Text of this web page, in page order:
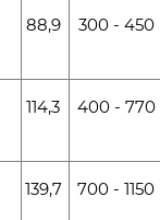
88,9 300 - 450
114,3 400 - 770
139,7 700 - 1150